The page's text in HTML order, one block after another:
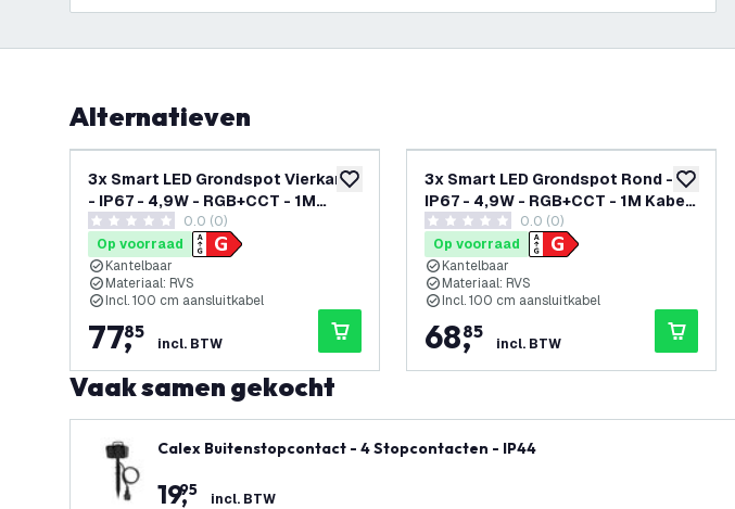
Alternatieven
toevoegen aan verlanglijst
3x Smart LED Grondspot Vierkant
- IP67 - 4,9W - RGB+CCT - 1M
Kabel - RVS - Kantelbaar
0 score sterren0.0 (0)
Op voorraad
Kantelbaar
Materiaal: RVS
Incl. 100 cm aansluitkabel
77,
85
incl. BTW
3x Smart LED Grondspot Rond -
IP67 - 4,9W - RGB+CCT - 1M Kabel
- Zwart - Kantelbaar
0 score sterren0.0 (0)
Op voorraad
Kantelbaar
Materiaal: RVS
Incl. 100 cm aansluitkabel
68,
85
incl. BTW
Vaak samen gekocht
Calex Buitenstopcontact - 4 Stopcontacten - IP44
19,
95 incl. BTW